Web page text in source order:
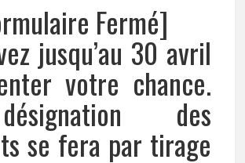
Fermé]
jusqu’au 30 avril
votre chance.
des
se fera par tirage